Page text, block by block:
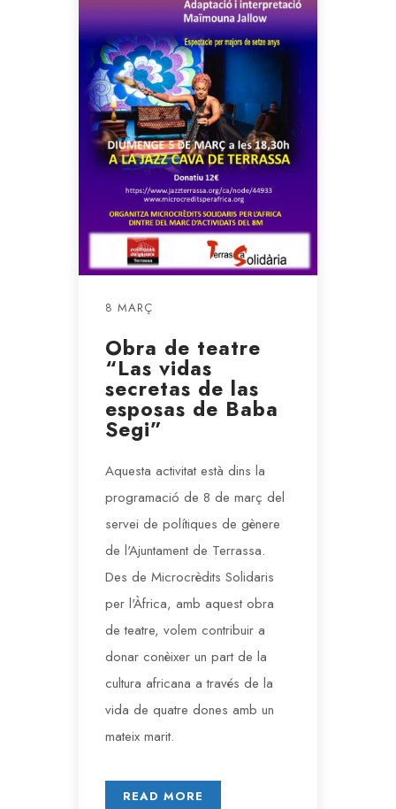
8 MARÇ
Obra de teatre
“Las vidas
secretas de las
esposas de Baba
Segi”
Aquesta activitat està dins la
programació de 8 de març del
servei de polítiques de gènere
de l'Ajuntament de Terrassa.
Des de Microcrèdits Solidaris
per l'Àfrica, amb aquest obra
de teatre, volem contribuir a
donar conèixer un part de la
cultura africana a través de la
vida de quatre dones amb un
mateix marit.
READ MORE